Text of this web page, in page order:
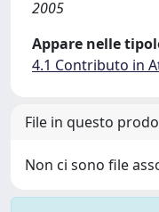
2005
Appare nelle
4.1 Contributo in
File in questo
Non ci sono file